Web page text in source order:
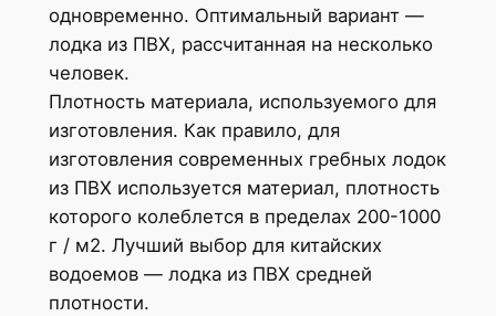
одновременно. Оптимальный вариант —
лодка из ПВХ, рассчитанная на несколько
человек.
Плотность материала, используемого для
изготовления. Как правило, для
изготовления современных гребных лодок
из ПВХ используется материал, плотность
которого колеблется в пределах 200-1000
г / м2. Лучший выбор для китайских
водоемов — лодка из ПВХ средней
плотности.